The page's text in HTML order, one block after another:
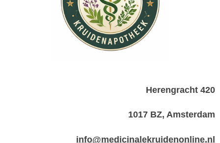
Herengracht 420
1017 BZ, Amsterdam
info@medicinalekruidenonline.nl